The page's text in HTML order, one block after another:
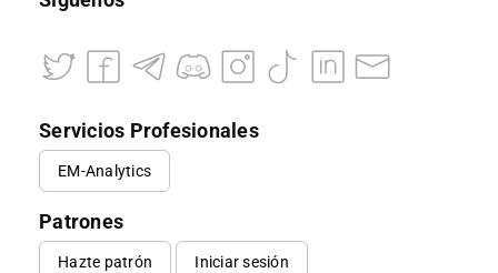
Servicios Profesionales
EM-Analytics
Patrones
Hazte patrón Iniciar sesión